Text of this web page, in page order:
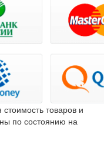
товаров и
по состоянию на